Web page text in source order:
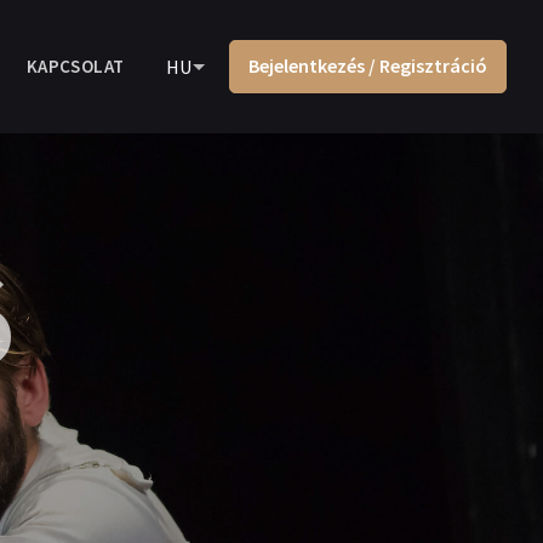
KAPCSOLAT HU Bejelentkezés / Regisztráció